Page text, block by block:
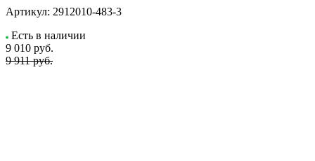
Артикул: 2912010-483-3
Есть в наличии
9 010 руб.
9 911 руб.